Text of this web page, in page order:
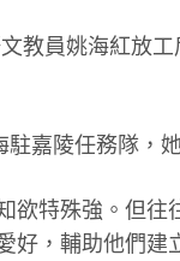
員姚海紅放
嘉陵任務隊，
特殊強。但
好，輔助他們